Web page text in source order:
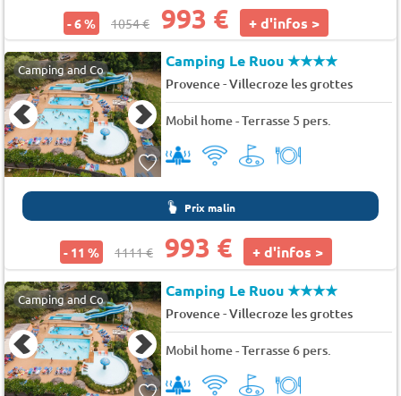
- 6 % 1054 € 993 € + d'infos >
Camping and Co Camping Le Ruou★★★★
Provence-Villecroze les grottes
Mobil home - Terrasse 5 pers.
Prix malin
- 11 % 1111 € 993 € + d'infos >
Camping and Co Camping Le Ruou★★★★
Provence-Villecroze les grottes
Mobil home - Terrasse 6 pers.